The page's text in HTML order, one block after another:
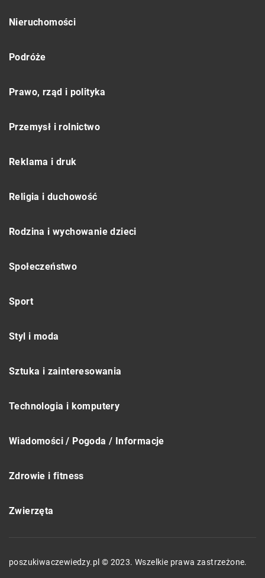
Nieruchomości
Podróże
Prawo, rząd i polityka
Przemysł i rolnictwo
Reklama i druk
Religia i duchowość
Rodzina i wychowanie dzieci
Społeczeństwo
Sport
Styl i moda
Sztuka i zainteresowania
Technologia i komputery
Wiadomości / Pogoda / Informacje
Zdrowie i fitness
Zwierzęta
poszukiwaczewiedzy.pl © 2023. Wszelkie prawa zastrzeżone.